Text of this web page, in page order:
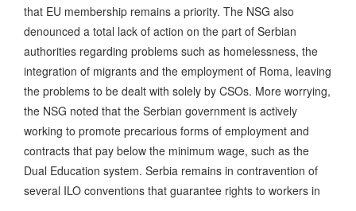
that EU membership remains a priority. The NSG also
denounced a total lack of action on the part of Serbian
authorities regarding problems such as homelessness, the
integration of migrants and the employment of Roma, leaving
the problems to be dealt with solely by CSOs. More worrying,
the NSG noted that the Serbian government is actively
working to promote precarious forms of employment and
contracts that pay below the minimum wage, such as the
Dual Education system. Serbia remains in contravention of
several ILO conventions that guarantee rights to workers in